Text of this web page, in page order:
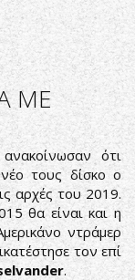
ΜΕ
ανακοίνωσαν ότι
τους δίσκο ο
αρχές του 2019.
θα είναι και η
ντράμερ
τον επί
.